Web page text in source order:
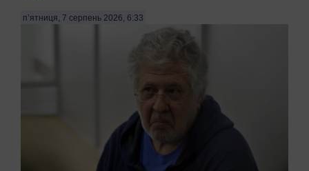
п’ятниця, 7 серпень 2026, 6:33